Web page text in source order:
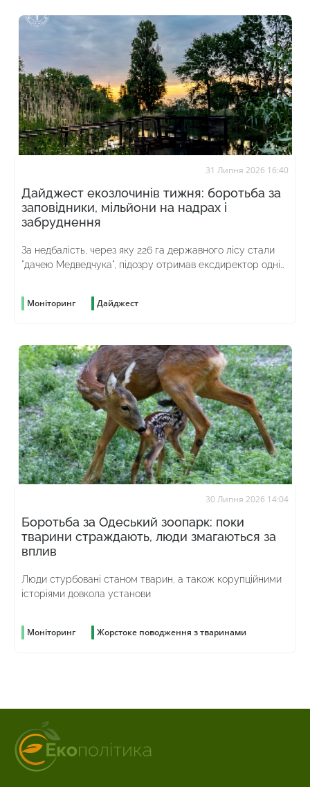
31 Липня 2026 16:40
Дайджест екозлочинів тижня: боротьба за
заповідники, мільйони на надрах і
забруднення
За недбалість, через яку 226 га державного лісу стали
"дачею Медведчука", підозру отримав ексдиректор однієї
Моніторинг Дайджест
30 Липня 2026 14:04
Боротьба за Одеський зоопарк: поки
тварини страждають, люди змагаються за
вплив
Люди стурбовані станом тварин, а також корупційними
історіями довкола установи
Моніторинг Жорстоке поводження з тваринами